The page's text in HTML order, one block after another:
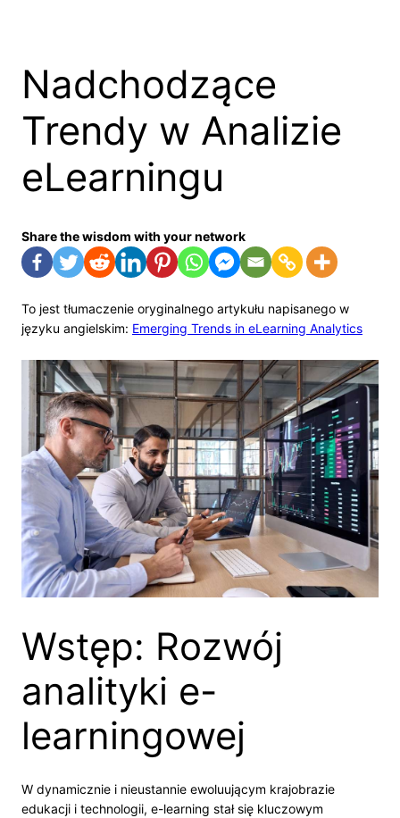
Nadchodzące
Trendy w Analizie
eLearningu
Share the wisdom with your network
To jest tłumaczenie oryginalnego artykułu napisanego w
języku angielskim: Emerging Trends in eLearning Analytics
Wstęp: Rozwój
analityki e-
learningowej
W dynamicznie i nieustannie ewoluującym krajobrazie
edukacji i technologii, e-learning stał się kluczowym